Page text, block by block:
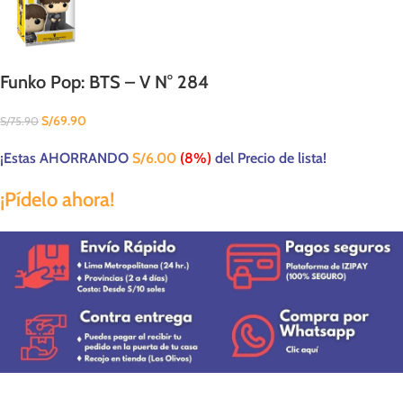
Funko Pop: BTS – V N° 284
S/75.90 S/69.90
¡Estas AHORRANDO S/6.00 (8%) del Precio de lista!
¡Pídelo ahora!